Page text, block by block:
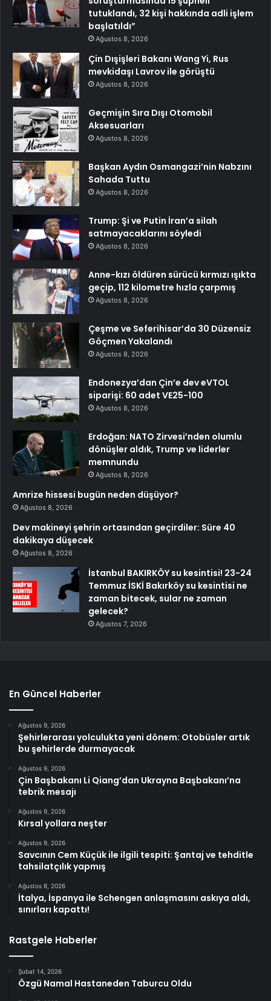
tutuklandı, 32 kişi hakkında adli işlem
başlatıldı”
Ağustos 8, 2026
Çin Dışişleri Bakanı Wang Yi, Rus
mevkidaşı Lavrov ile görüştü
Ağustos 8, 2026
Geçmişin Sıra Dışı Otomobil
Aksesuarları
Ağustos 8, 2026
Başkan Aydın Osmangazi’nin Nabzını
Sahada Tuttu
Ağustos 8, 2026
Trump: Şi ve Putin İran’a silah
satmayacaklarını söyledi
Ağustos 8, 2026
Anne-kızı öldüren sürücü kırmızı ışıkta
geçip, 112 kilometre hızla çarpmış
Ağustos 8, 2026
Çeşme ve Seferihisar’da 30 Düzensiz
Göçmen Yakalandı
Ağustos 8, 2026
Endonezya’dan Çin’e dev eVTOL
siparişi: 60 adet VE25-100
Ağustos 8, 2026
Erdoğan: NATO Zirvesi’nden olumlu
dönüşler aldık, Trump ve liderler
memnundu
Ağustos 8, 2026
Amrize hissesi bugün neden düşüyor?
Ağustos 8, 2026
Dev makineyi şehrin ortasından geçirdiler: Süre 40
dakikaya düşecek
Ağustos 8, 2026
İstanbul BAKIRKÖY su kesintisi! 23-24
Temmuz İSKİ Bakırköy su kesintisi ne
zaman bitecek, sular ne zaman
gelecek?
Ağustos 7, 2026
En Güncel Haberler
Ağustos 9, 2026
Şehirlerarası yolculukta yeni dönem: Otobüsler artık
bu şehirlerde durmayacak
Ağustos 9, 2026
Çin Başbakanı Li Qiang’dan Ukrayna Başbakanı’na
tebrik mesajı
Ağustos 9, 2026
Kırsal yollara neşter
Ağustos 9, 2026
Savcının Cem Küçük ile ilgili tespiti: Şantaj ve tehditle
tahsilatçılık yapmış
Ağustos 8, 2026
İtalya, İspanya ile Schengen anlaşmasını askıya aldı,
sınırları kapattı!
Rastgele Haberler
Şubat 14, 2026
Özgü Namal Hastaneden Taburcu Oldu